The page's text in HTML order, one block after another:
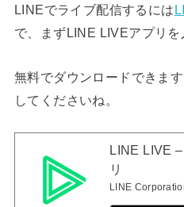
LINEでライブ配信するには
で、まずLINE LIVEアプリを
無料でダウンロードできま
してくださいね。
LINE LIVE
リ
LINE